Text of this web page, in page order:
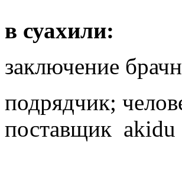
в суахили:
заключение
подрядчик;
поставщик akidu